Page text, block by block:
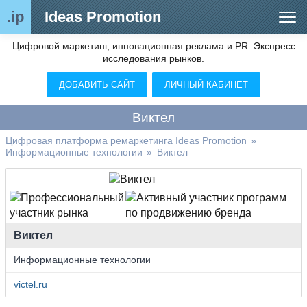
.ip Ideas Promotion
Сегменты рынка
Цифровой ремаркетинг (анализ рынка)
Видео
О нас
Цифровой маркетинг, инновационная реклама и PR. Экспресс
исследования рынков.
ДОБАВИТЬ САЙТ ЛИЧНЫЙ КАБИНЕТ
Виктел
Цифровая платформа ремаркетинга Ideas Promotion »
Информационные технологии » Виктел
Виктел
Информационные технологии
victel.ru